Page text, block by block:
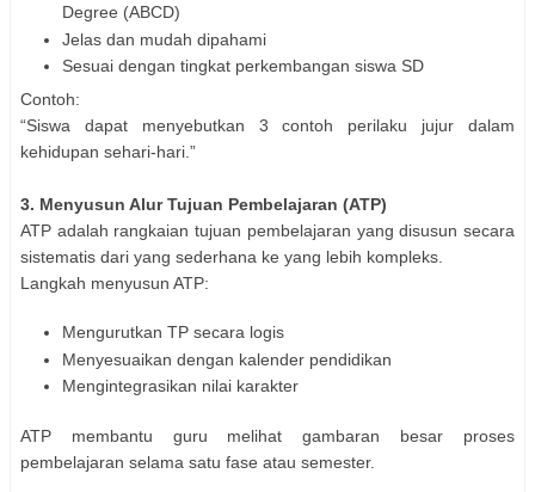
Degree (ABCD)
Jelas dan mudah dipahami
Sesuai dengan tingkat perkembangan siswa SD
Contoh:
“Siswa dapat menyebutkan 3 contoh perilaku jujur dalam
kehidupan sehari-hari.”
3. Menyusun Alur Tujuan Pembelajaran (ATP)
ATP adalah rangkaian tujuan pembelajaran yang disusun secara
sistematis dari yang sederhana ke yang lebih kompleks.
Langkah menyusun ATP:
Mengurutkan TP secara logis
Menyesuaikan dengan kalender pendidikan
Mengintegrasikan nilai karakter
ATP membantu guru melihat gambaran besar proses
pembelajaran selama satu fase atau semester.